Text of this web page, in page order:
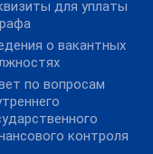
для уплаты
о вакантных
по вопросам
контроля